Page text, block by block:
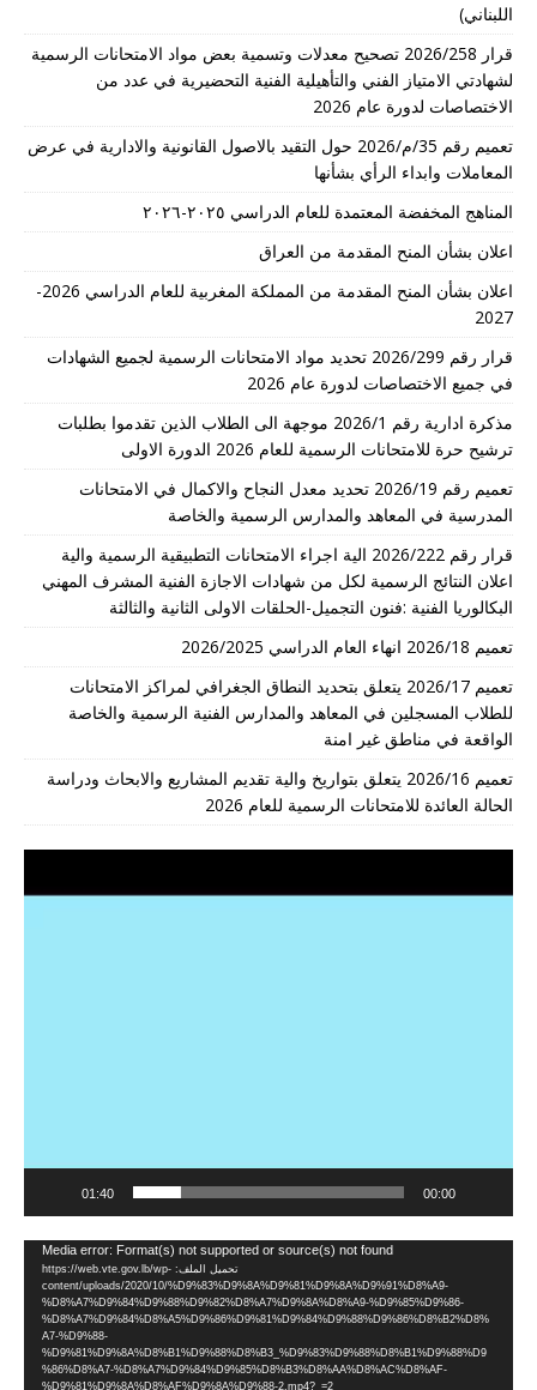
اللبناني)
قرار 2026/258 تصحيح معدلات وتسمية بعض مواد الامتحانات الرسمية
لشهادتي الامتياز الفني والتأهيلية الفنية التحضيرية في عدد من
الاختصاصات لدورة عام 2026
تعميم رقم 35/م/2026 حول التقيد بالاصول القانونية والادارية في عرض
المعاملات وابداء الرأي بشأنها
المناهج المخفضة المعتمدة للعام الدراسي ٢٠٢٥-٢٠٢٦
اعلان بشأن المنح المقدمة من العراق
اعلان بشأن المنح المقدمة من المملكة المغربية للعام الدراسي 2026-
2027
قرار رقم 2026/299 تحديد مواد الامتحانات الرسمية لجميع الشهادات
في جميع الاختصاصات لدورة عام 2026
مذكرة ادارية رقم 2026/1 موجهة الى الطلاب الذين تقدموا بطلبات
ترشيح حرة للامتحانات الرسمية للعام 2026 الدورة الاولى
تعميم رقم 2026/19 تحديد معدل النجاح والاكمال في الامتحانات
المدرسية في المعاهد والمدارس الرسمية والخاصة
قرار رقم 2026/222 الية اجراء الامتحانات التطبيقية الرسمية والية
اعلان النتائج الرسمية لكل من شهادات الاجازة الفنية المشرف المهني
البكالوريا الفنية :فنون التجميل-الحلقات الاولى الثانية والثالثة
تعميم 2026/18 انهاء العام الدراسي 2026/2025
تعميم 2026/17 يتعلق بتحديد النطاق الجغرافي لمراكز الامتحانات
للطلاب المسجلين في المعاهد والمدارس الفنية الرسمية والخاصة
الواقعة في مناطق غير امنة
تعميم 2026/16 يتعلق بتواريخ والية تقديم المشاريع والابحاث ودراسة
الحالة العائدة للامتحانات الرسمية للعام 2026
00:00
01:40
Media error: Format(s) not supported or source(s) not found
تحميل الملف: https://web.vte.gov.lb/wp-
content/uploads/2020/10/%D9%83%D9%8A%D9%81%D9%8A%D9%91%D8%A9-
%D8%A7%D9%84%D9%88%D9%82%D8%A7%D9%8A%D8%A9-%D9%85%D9%86-
%D8%A7%D9%84%D8%A5%D9%86%D9%81%D9%84%D9%88%D9%86%D8%B2%D8%
A7-%D9%88-
%D9%81%D9%8A%D8%B1%D9%88%D8%B3_%D9%83%D9%88%D8%B1%D9%88%D9
%86%D8%A7-%D8%A7%D9%84%D9%85%D8%B3%D8%AA%D8%AC%D8%AF-
%D9%81%D9%8A%D8%AF%D9%8A%D9%88-2.mp4?_=2